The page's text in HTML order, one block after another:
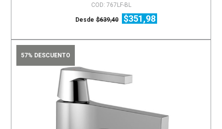
COD: 767LF-BL
Desde $639,40 $351,98
57% DESCUENTO